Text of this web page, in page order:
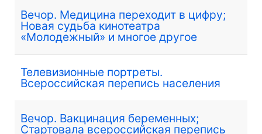
Вечор. Медицина переходит в цифру;
Новая судьба кинотеатра
«Молодежный» и многое другое
Телевизионные портреты.
Всероссийская перепись населения
Вечор. Вакцинация беременных;
Стартовала всероссийская перепись